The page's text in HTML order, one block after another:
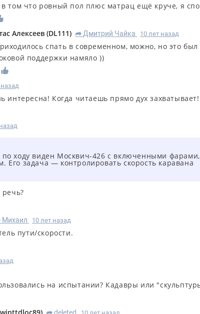
том что ровный пол плюс матрац ещё круче, я
Алексеев (DL111) R Дмитрий Чайка 10 лет назад
спать в современном, можно, но это
поддержки намяло ))
интересна! Когда читаешь прямо дух захватывает!
по ходу виден Москвич-426 с включенными
Его задача — контролировать скорость каравана
Михаил 10 лет назад
пути/скорости.
на испытании? Кадавры или